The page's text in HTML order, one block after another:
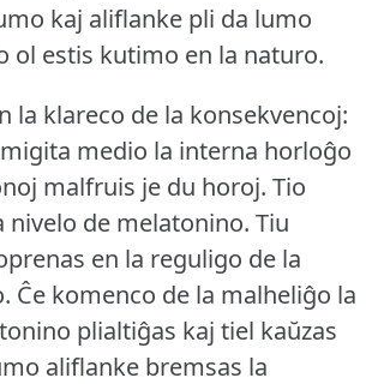
kaj aliflanke pli da lumo
ol estis kutimo en la naturo.
la klareco de la konsekvencoj:
medio la interna horloĝo
malfruis je du horoj. Tio
nivelo de melatonino. Tiu
en la reguligo de la
Ĉe komenco de la malheliĝo la
plialtiĝas kaj tiel kaŭzas
aliflanke bremsas la